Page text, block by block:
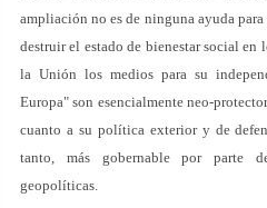
ampliación no es de ninguna ayuda para
destruir el estado de bienestar social
la Unión los medios para su
Europa" son esencialmente neo-
cuanto a su política exterior y de
tanto, más gobernable por parte
geopolíticas.